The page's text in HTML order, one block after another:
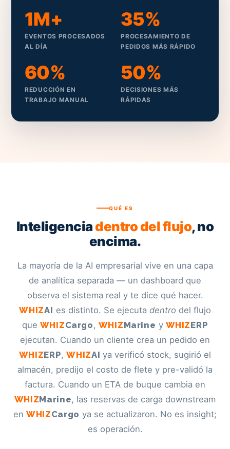
1M+
EVENTOS PROCESADOS
AL DÍA
35%
PROCESAMIENTO DE
PEDIDOS MÁS RÁPIDO
60%
REDUCCIÓN EN
TRABAJO MANUAL
50%
DECISIONES MÁS
RÁPIDAS
QUÉ ES
Inteligenciadentro del flujo, no
encima.
La mayoría de la AI empresarial vive en una capa
de analítica separada — un dashboard que
observa el sistema real y te dice qué hacer.
WHIZAI es distinto. Se ejecuta dentro del flujo
que WHIZCargo, WHIZMarine y WHIZERP
ejecutan. Cuando un cliente crea un pedido en
WHIZERP,WHIZAI ya verificó stock, sugirió el
almacén, predijo el costo de flete y pre-validó la
factura. Cuando un ETA de buque cambia en
WHIZMarine, las reservas de carga downstream
en WHIZCargo ya se actualizaron. No es insight;
es operación.